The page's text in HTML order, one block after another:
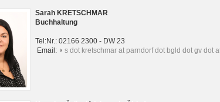
Sarah KRETSCHMAR
Buchhaltung
Tel:Nr.: 02166 2300 - DW 23
Email:
s dot kretschmar at parndorf dot bgld dot gv dot